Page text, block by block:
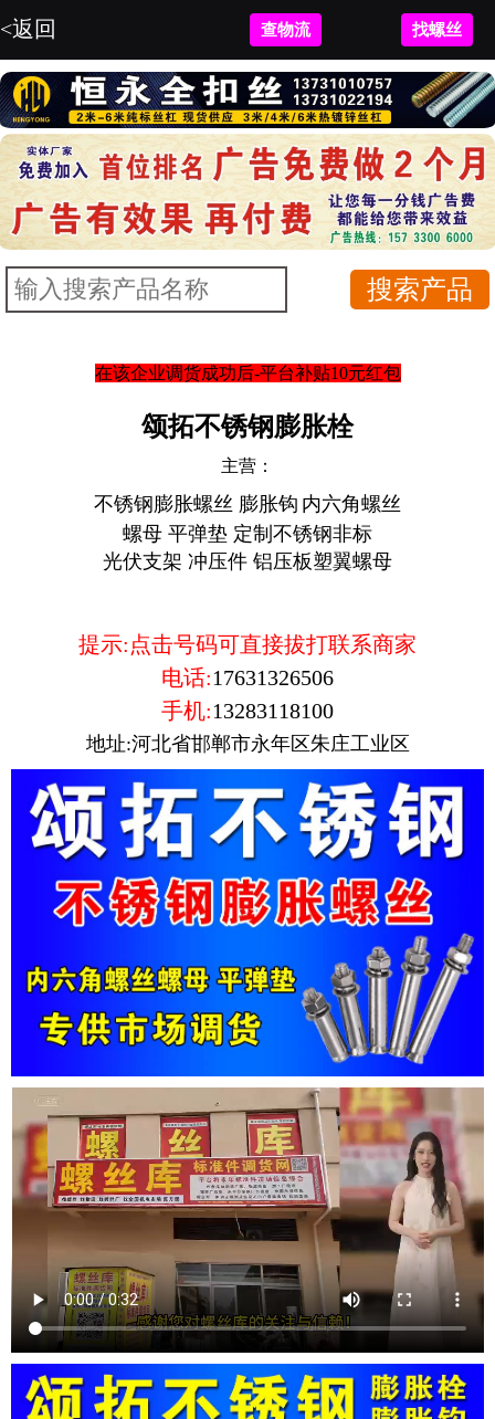
<返回 查物流 找螺丝
在该企业调货成功后-平台补贴10元红包
颂拓不锈钢膨胀栓
主营：
不锈钢膨胀螺丝 膨胀钩 内六角螺丝
螺母 平弹垫 定制不锈钢非标
光伏支架 冲压件 铝压板塑翼螺母
提示:点击号码可直接拔打联系商家
电话:17631326506
手机:13283118100
地址:河北省邯郸市永年区朱庄工业区